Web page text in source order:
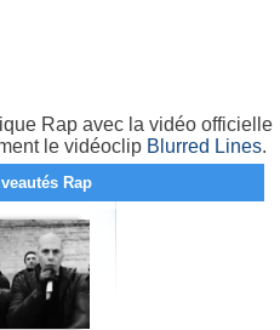
Rap avec la vidéo officielle
le vidéoclip Blurred Lines.
Rap